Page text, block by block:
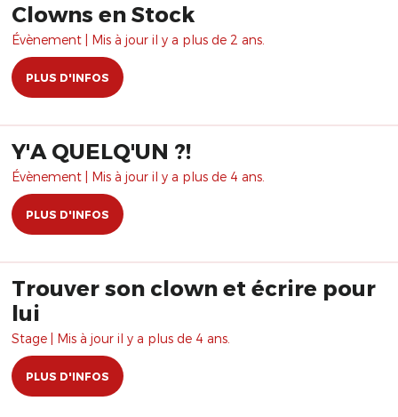
Clowns en Stock
Évènement | Mis à jour il y a plus de 2 ans.
PLUS D'INFOS
Y'A QUELQ'UN ?!
Évènement | Mis à jour il y a plus de 4 ans.
PLUS D'INFOS
Trouver son clown et écrire pour
lui
Stage | Mis à jour il y a plus de 4 ans.
PLUS D'INFOS